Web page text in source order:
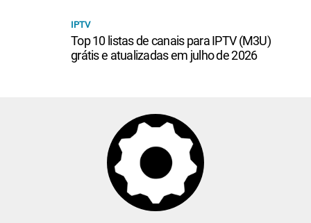
IPTV
Top 10 listas de canais para IPTV (M3U)
grátis e atualizadas em julho de 2026